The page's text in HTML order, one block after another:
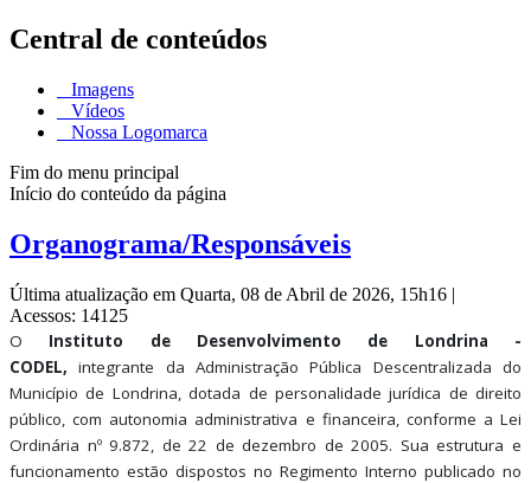
Central de conteúdos
Imagens
Vídeos
Nossa Logomarca
Fim do menu principal
Início do conteúdo da página
Organograma/Responsáveis
Última atualização em Quarta, 08 de Abril de 2026, 15h16 |
Acessos: 14125
O Instituto de Desenvolvimento de Londrina -
CODEL, integrante da Administração Pública Descentralizada do
Município de Londrina, dotada de personalidade jurídica de direito
público, com autonomia administrativa e financeira, conforme a Lei
Ordinária nº 9.872, de 22 de dezembro de 2005. Sua estrutura e
funcionamento estão dispostos no Regimento Interno publicado no